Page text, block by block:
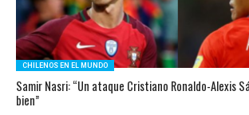
CHILENOS EN EL MUNDO
Samir Nasri: “Un ataque Cristiano Ronaldo-Alexis
bien”